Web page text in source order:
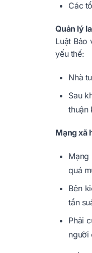
Các
Quản lý
Luật Bảo
yếu thế:
Nhà
Sau
thuận
Mạng xã
Mạng
quá
Bên
tần
Phải
người